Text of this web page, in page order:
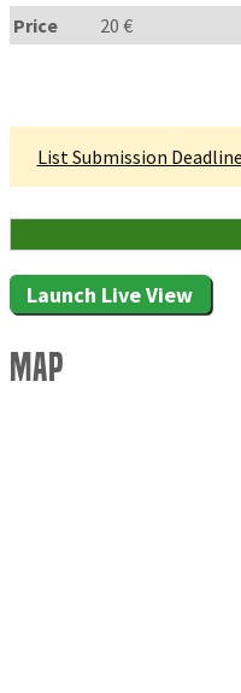
Price
20 €
List Submission
Launch Live View
Map